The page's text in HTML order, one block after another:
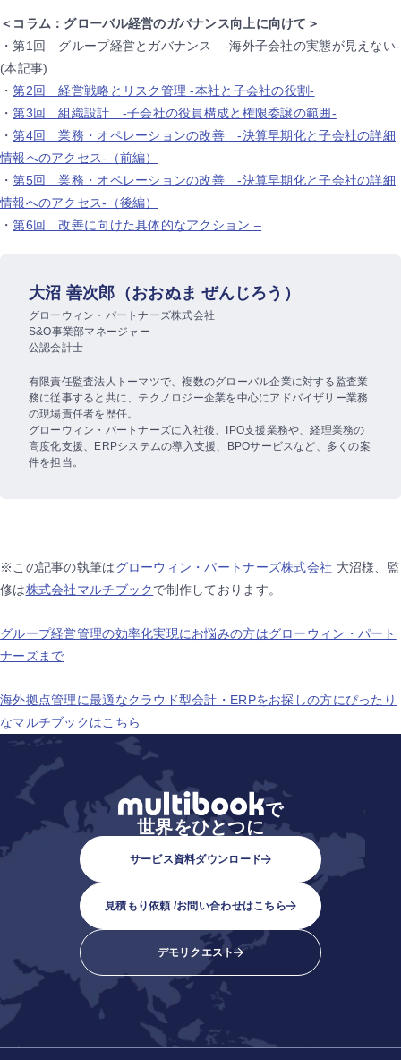
＜コラム：グローバル経営のガバナンス向上に向けて＞
・第1回 グループ経営とガバナンス -海外子会社の実態が見えない-
(本記事)
・第2回 経営戦略とリスク管理 -本社と子会社の役割-
・第3回 組織設計 -子会社の役員構成と権限委譲の範囲-
・第4回 業務・オペレーションの改善 -決算早期化と子会社の詳細
情報へのアクセス-（前編）
・第5回 業務・オペレーションの改善 -決算早期化と子会社の詳細
情報へのアクセス-（後編）
・第6回 改善に向けた具体的なアクション –
大沼 善次郎（おおぬま ぜんじろう）
グローウィン・パートナーズ株式会社
S&O事業部マネージャー
公認会計士
有限責任監査法人トーマツで、複数のグローバル企業に対する監査業
務に従事すると共に、テクノロジー企業を中心にアドバイザリー業務
の現場責任者を歴任。
グローウィン・パートナーズに入社後、IPO支援業務や、経理業務の
高度化支援、ERPシステムの導入支援、BPOサービスなど、多くの案
件を担当。
※この記事の執筆はグローウィン・パートナーズ株式会社 大沼様、監
修は株式会社マルチブックで制作しております。
グループ経営管理の効率化実現にお悩みの方はグローウィン・パート
ナーズまで
海外拠点管理に最適なクラウド型会計・ERPをお探しの方にぴったり
なマルチブックはこちら
で
世界をひとつに
サービス資料ダウンロード
見積もり依頼 /お問い合わせはこちら
デモリクエスト